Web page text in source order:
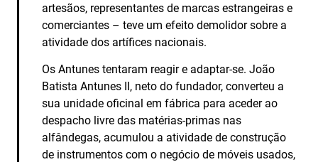
artesãos, representantes de marcas estrangeiras e
comerciantes – teve um efeito demolidor sobre a
atividade dos artífices nacionais.
Os Antunes tentaram reagir e adaptar-se. João
Batista Antunes II, neto do fundador, converteu a
sua unidade oficinal em fábrica para aceder ao
despacho livre das matérias-primas nas
alfândegas, acumulou a atividade de construção
de instrumentos com o negócio de móveis usados,